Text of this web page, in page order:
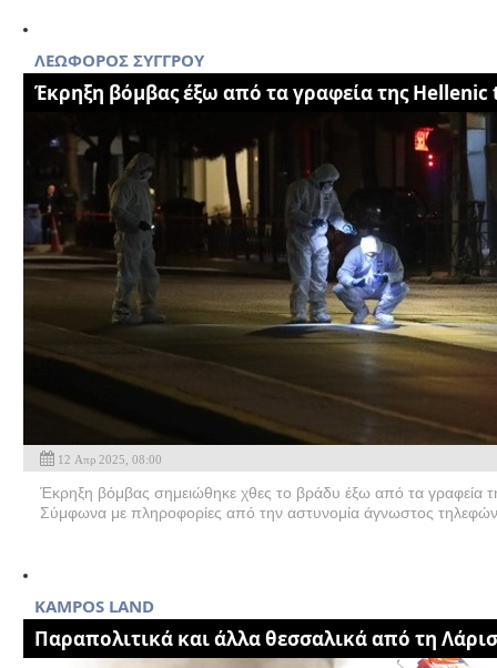
ΛΕΩΦΟΡΟΣ ΣΥΓΓΡΟΥ
Έκρηξη βόμβας έξω από τα γραφεία της
12 Απρ 2025, 08:00
Έκρηξη βόμβας σημειώθηκε χθες το βράδυ έξω από τα
Σύμφωνα με πληροφορίες από την αστυνομία άγνωστος
KAMPOS LAND
Παραπολιτικά και άλλα θεσσαλικά από τη